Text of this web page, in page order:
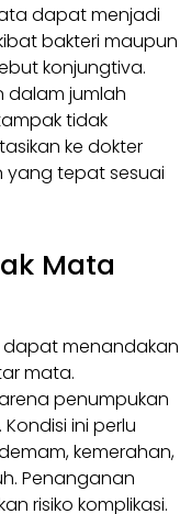
dapat menjadi
bakteri maupun
konjungtiva.
dalam jumlah
tidak
ke dokter
tepat sesuai
Mata
menandakan
mata.
penumpukan
ini perlu
kemerahan,
Penanganan
risiko komplikasi.